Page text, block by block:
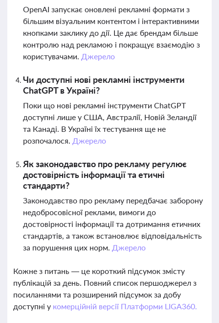
OpenAI запускає оновлені рекламні формати з
більшим візуальним контентом і інтерактивними
кнопками заклику до дії. Це дає брендам більше
контролю над рекламою і покращує взаємодію з
користувачами. Джерело
Чи доступні нові рекламні інструменти
ChatGPT в Україні?
Поки що нові рекламні інструменти ChatGPT
доступні лише у США, Австралії, Новій Зеландії
та Канаді. В Україні їх тестування ще не
розпочалося. Джерело
Як законодавство про рекламу регулює
достовірність інформації та етичні
стандарти?
Законодавство про рекламу передбачає заборону
недобросовісної реклами, вимоги до
достовірності інформації та дотримання етичних
стандартів, а також встановлює відповідальність
за порушення цих норм. Джерело
Кожне з питань — це короткий підсумок змісту
публікацій за день. Повний список першоджерел з
посиланнями та розширений підсумок за добу
доступні у комерційній версії Платформи LIGA360.